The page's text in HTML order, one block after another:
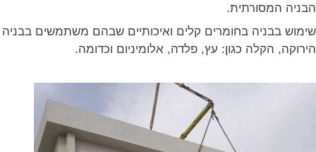
הבניה המסורתית.
שימוש בבניה בחומרים קלים ואיכותיים שבהם משתמשים בבניה
הירוקה, הקלה כגון: עץ, פלדה, אלומיניום וכדומה.